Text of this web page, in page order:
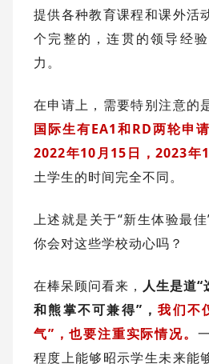
提供各种教育课程和课外活
个完整的，连贯的领导经
力。
在申请上，需要特别注意的
国际生有EA1和RD两轮申
2022年10月15日，2023年
土学生的时间完全不同。
上述就是关于“新生体验最佳
你会对这些学校动心吗？
在棒呆顾问看来， 人生是道“
和熊掌不可兼得”，我们不
气”，也要注重实际情况。
程度上能够昭示学生未来能